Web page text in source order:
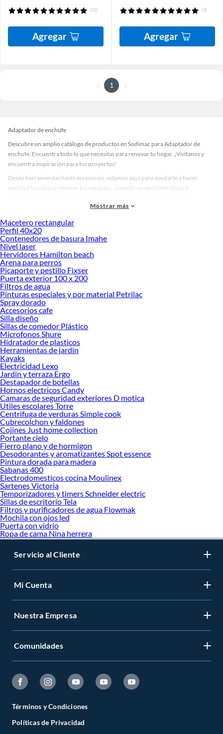
(12)
Agregar
(3)
Agregar
1
Adaptador de enchufe
Descubre un amplio catálogo de productos en Sodimac para Adaptador de
enchufe. Encuentra todo lo que necesitas para renovar tu hogar. ¡Visítanos y
encuentra inspiración para tus proyectos!
Desde herramientas hasta accesorios, estamos aquí para ayudarte a hacer
realidad tus ideas y renovar tus espacios, creando un ambiente único y
accesorios de calidad que te ayudarán a crear un espacio más tú.
Desde remodelaciones hasta proyectos de decoración, estamos aquí para hacer
tus ideas realidad. ¡Visítanos y encuentra todo lo que tenemos para ofrecerte en
Adaptador de enchufe!
Explora la variedad de productos de Adaptador de enchufe en Sodimac
Herramientas, materiales y accesorios de calidad para tus proyectos y
renovación de espacios. ¡Visítanos y descubre todo lo que tenemos para
ofrecerte!
Encuentra una amplia variedad de productos de Adaptador de enchufe en
Sodimac. Encuentra todo lo necesario para tus proyectos de renovación y
decoración. ¡Visítanos y haz tus ideas realidad!
Mostrar más
Macetero rectangular
Perfil 40x20
Contenedores de basura Imahe
Nivel laser
Hervidores Hamilton beach
Arena para perros
Picaporte y pestillo Fixser
Puerta exterior 100 x 200
Filtros de agua
Pinturas especiales y por material Petrilac
Spray dorado
Accesorios cafe
Silla diseño
Sillas de comedor Plástico
Microfonos Shure
Hidratador de plasticos
Herramientas de jardin
Kayaks
Electricidad Lexo
Jardin y terraza Ergo
Destapador de botellas
Hornos electricos Candy
Camaras de seguridad exteriores D motica
Utiles escolares Torre
Centrifuga de verduras Simple cook
Cubrecolchon y faldones
Cojines Just home collection
Portante cielo
Fierro plano y de hormigon
Desodorantes y aromatizantes Spot essence
Pintura dorada para madera
Sabanas 400
Electrodomesticos cocina Moulinex
Sartenes Victoria
Temporizadores y timers Schneider electric
Sillas de escritorio Tela
Filtros y purificadores de agua Flowmak
Mochila con ojos led
Puerta con vidrio
Ropa de cama Nina herrera
Servicio al Cliente
Mi Cuenta
Nuestra Empresa
Comunidades
Términos y Condiciones
Políticas de Privacidad